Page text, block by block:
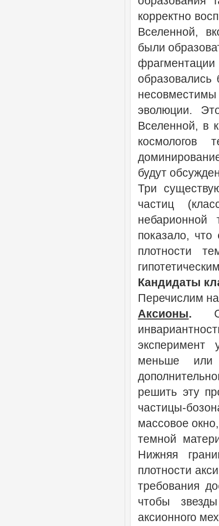
корректно
Вселенной, в
были
фрагментации
эволюции.
Вселенной, в
космологов
будут
Три
частиц
показало,
плотности
Кандидаты
Перечислим
Аксионы.
меньше
решить эту
частицы-
массовое
темной
Нижняя
плотности
требования
чтобы
аксионного